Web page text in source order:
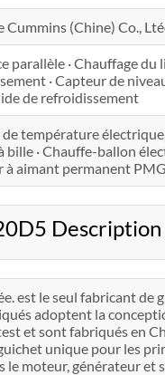
Cummins (Chine) Co.,
parallèle · Chauffage du
· Capteur de
de refroidissement
de température
bille · Chauffe-ballon
à aimant permanent
est le seul fabricant de
adoptent la
et sont fabriqués en
unique pour les
le moteur, générateur et